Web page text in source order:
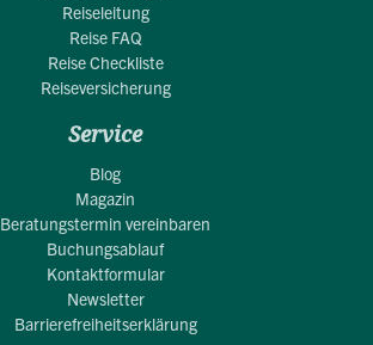
Reiseleitung
Reise FAQ
Reise Checkliste
Reiseversicherung
Service
Blog
Magazin
Beratungstermin vereinbaren
Buchungsablauf
Kontaktformular
Newsletter
Barrierefreiheitserklärung